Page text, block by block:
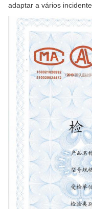
adaptar a vários